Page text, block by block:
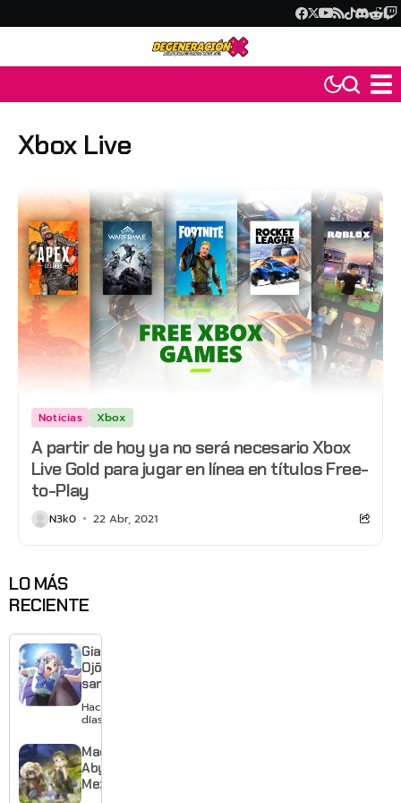
Xbox Live
Noticias Xbox
A partir de hoy ya no será necesario Xbox
Live Gold para jugar en línea en títulos Free-
to-Play
N3k0 22 Abr, 2021
LO MÁS
RECIENTE
Giant
Ojō-
sama
revela
visual y
estreno
para
enero de
Hace 3
días
Made in
Abyss:
Mezameru